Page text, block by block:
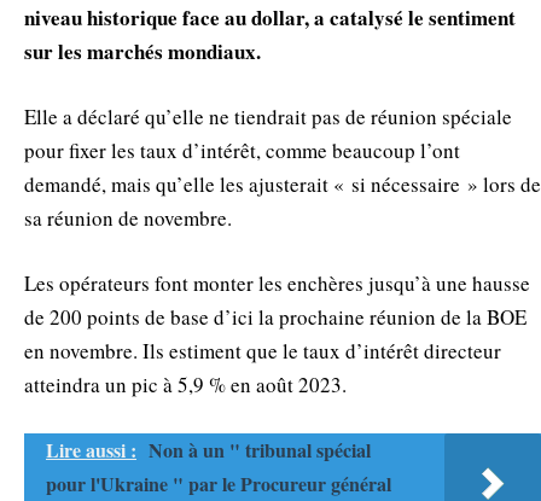
niveau historique face au dollar, a catalysé le sentiment
sur les marchés mondiaux.
Elle a déclaré qu’elle ne tiendrait pas de réunion spéciale
pour fixer les taux d’intérêt, comme beaucoup l’ont
demandé, mais qu’elle les ajusterait « si nécessaire » lors de
sa réunion de novembre.
Les opérateurs font monter les enchères jusqu’à une hausse
de 200 points de base d’ici la prochaine réunion de la BOE
en novembre. Ils estiment que le taux d’intérêt directeur
atteindra un pic à 5,9 % en août 2023.
Lire aussi : Non à un " tribunal spécial
pour l'Ukraine " par le Procureur général